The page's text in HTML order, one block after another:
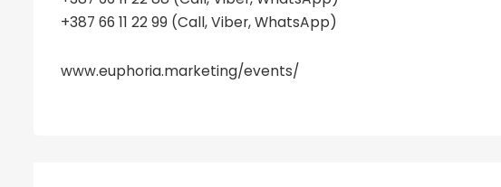
+387 66 11 22 99 (Call, Viber, WhatsApp)
www.euphoria.marketing/events/